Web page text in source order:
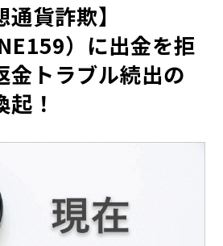
通貨詐欺】
）に出金を拒
金トラブル続出の
！